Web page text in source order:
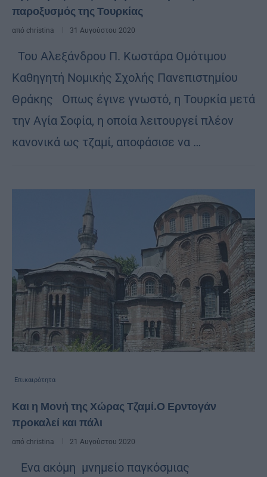
παροξυσμός της Τουρκίας
από christina 31 Αυγούστου 2020
Του Αλεξάνδρου Π. Κωστάρα Ομότιμου
Καθηγητή Νομικής Σχολής Πανεπιστημίου
Θράκης Οπως έγινε γνωστό, η Τουρκία μετά
την Αγία Σοφία, η οποία λειτουργεί πλέον
κανονικά ως τζαμί, αποφάσισε να …
Επικαιρότητα
Και η Μονή της Χώρας Τζαμί.Ο Ερντογάν
προκαλεί και πάλι
από christina 21 Αυγούστου 2020
Ενα ακόμη μνημείο παγκόσμιας